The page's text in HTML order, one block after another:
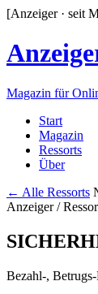
[Anzeiger · seit
Magazin für
Start
Magazin
Ressorts
Über
← Alle Ressorts
Anzeiger /
Bezahl-,